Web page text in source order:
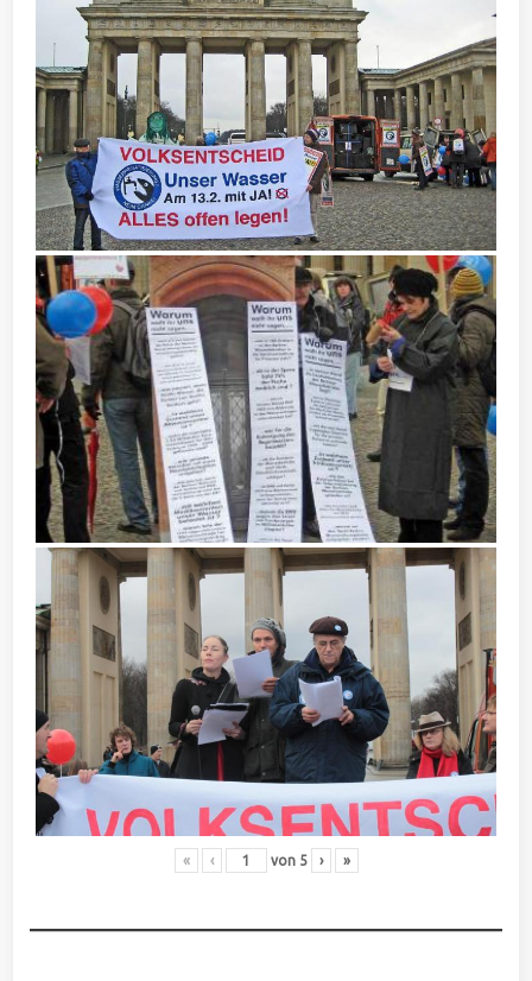
« ‹ von 5 › »